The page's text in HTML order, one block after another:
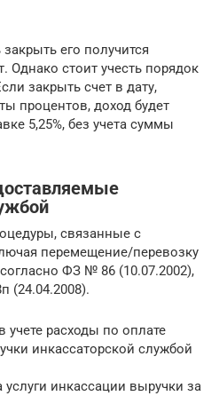
его получится
стоит учесть порядок
закрыть счет в дату,
процентов, доход будет
5,25%, без учета суммы
связанные с
перемещение/перевозку
ФЗ № 86 (10.07.2002),
учете расходы по оплате
инкассаторской службой
инкассации выручки за